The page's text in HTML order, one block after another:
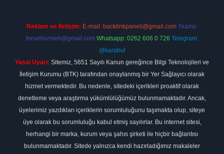
Reklam ve İletişim: E-mail: backlinkpaneli@gmail.com Teams:
forumhizmeti@gmail.com Whatsapp: 0262 606 0 726 Telegram:
@karabul
Yasal Uyarı: Sitemiz, 5651 Sayılı Kanun gereğince Bilgi Teknolojileri ve
İletişim Kurumu (BTK) tarafından onaylanmış bir Yer Sağlayıcı olarak
hizmet vermektedir. Bu nedenle, sitedeki içerikleri proaktif olarak
denetleme veya araştırma yükümlülüğümüz bulunmamaktadır. Ancak,
üyelerimiz yazdıkları içeriklerin sorumluluğunu taşımakta olup, siteye
üye olarak bu sorumluluğu kabul etmiş sayılırlar. Bu internet sitesi,
herhangi bir marka, kurum veya şahıs şirketi ile hiçbir bağlantısı
bulunmamaktadır. Sitede yalnızca kendi hazırladığımız makaleler